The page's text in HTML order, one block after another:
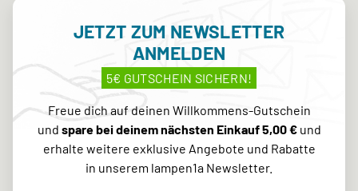
JETZT ZUM NEWSLETTER
ANMELDEN
5€ GUTSCHEIN SICHERN!
Freue dich auf deinen Willkommens-Gutschein
und spare bei deinem nächsten Einkauf 5,00 €und
erhalte weitere exklusive Angebote und Rabatte
in unserem lampen1a Newsletter.